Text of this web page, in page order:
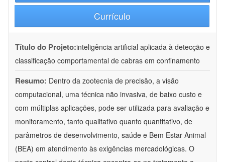
Currículo
Título do Projeto:inteligência artificial aplicada à detecção e
classificação comportamental de cabras em confinamento
Resumo: Dentro da zootecnia de precisão, a visão
computacional, uma técnica não invasiva, de baixo custo e
com múltiplas aplicações, pode ser utilizada para avaliação e
monitoramento, tanto qualitativo quanto quantitativo, de
parâmetros de desenvolvimento, saúde e Bem Estar Animal
(BEA) em atendimento às exigências mercadológicas. O